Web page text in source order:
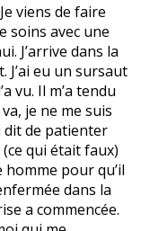
viens de faire
soins avec une
J’arrive dans la
J’ai eu un sursaut
vu. Il m’a tendu
je ne me suis
dit de patienter
qui était faux)
pour qu’il
dans la
a commencée.